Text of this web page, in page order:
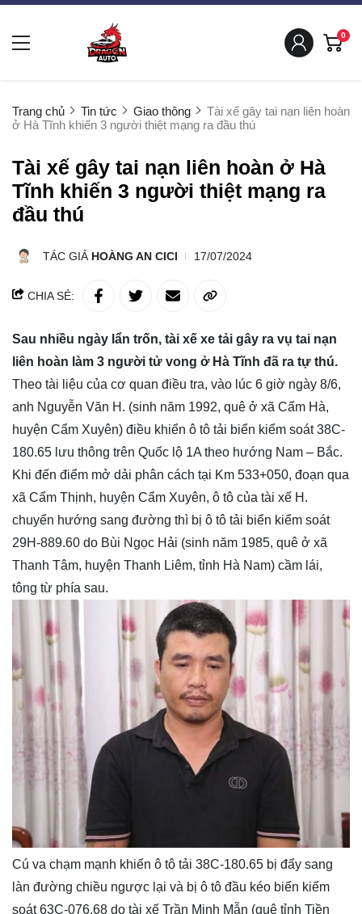
0
Trang chủ Tin tức Giao thông
Tài xế gây tai nạn liên hoàn
ở Hà Tĩnh khiến 3 người thiệt mạng ra đầu thú
Tài xế gây tai nạn liên hoàn ở Hà
Tĩnh khiến 3 người thiệt mạng ra
đầu thú
TÁC GIẢ HOÀNG AN CICI 17/07/2024
CHIA SẺ:
Sau nhiều ngày lẩn trốn, tài xế xe tải gây ra vụ tai nạn
liên hoàn làm 3 người tử vong ở Hà Tĩnh đã ra tự thú.
Theo tài liệu của cơ quan điều tra, vào lúc 6 giờ ngày 8/6,
anh Nguyễn Văn H. (sinh năm 1992, quê ở xã Cẩm Hà,
huyện Cẩm Xuyên) điều khiển ô tô tải biển kiểm soát 38C-
180.65 lưu thông trên Quốc lộ 1A theo hướng Nam – Bắc.
Khi đến điểm mở dải phân cách tại Km 533+050, đoạn qua
xã Cẩm Thịnh, huyện Cẩm Xuyên, ô tô của tài xế H.
chuyển hướng sang đường thì bị ô tô tải biển kiểm soát
29H-889.60 do Bùi Ngọc Hải (sinh năm 1985, quê ở xã
Thanh Tâm, huyện Thanh Liêm, tỉnh Hà Nam) cầm lái,
tông từ phía sau.
Cú va chạm mạnh khiến ô tô tải 38C-180.65 bị đẩy sang
làn đường chiều ngược lại và bị ô tô đầu kéo biển kiểm
soát 63C-076.68 do tài xế Trần Minh Mẫn (quê tỉnh Tiền